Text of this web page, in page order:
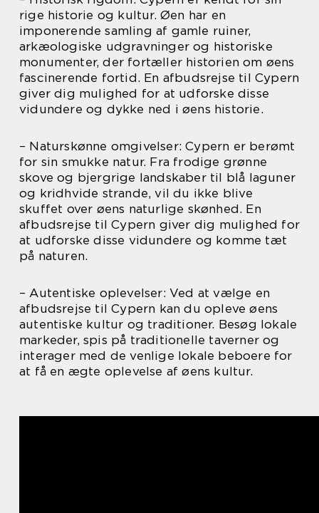
rige historie og kultur. Øen har en
imponerende samling af gamle ruiner,
arkæologiske udgravninger og historiske
monumenter, der fortæller historien om øens
fascinerende fortid. En afbudsrejse til Cypern
giver dig mulighed for at udforske disse
vidundere og dykke ned i øens historie.
– Naturskønne omgivelser: Cypern er berømt
for sin smukke natur. Fra frodige grønne
skove og bjergrige landskaber til blå laguner
og kridhvide strande, vil du ikke blive
skuffet over øens naturlige skønhed. En
afbudsrejse til Cypern giver dig mulighed for
at udforske disse vidundere og komme tæt
på naturen.
– Autentiske oplevelser: Ved at vælge en
afbudsrejse til Cypern kan du opleve øens
autentiske kultur og traditioner. Besøg lokale
markeder, spis på traditionelle taverner og
interager med de venlige lokale beboere for
at få en ægte oplevelse af øens kultur.